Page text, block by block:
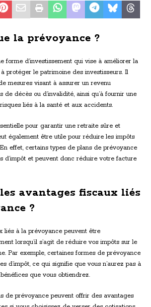
la prévoyance ?
forme d’investissement qui vise à améliorer la
protéger le patrimoine des investisseurs. Il
mesures visant à assurer un revenu
de décès ou d’invalidité, ainsi qu’à fournir une
liés à la santé et aux accidents.
pour garantir une retraite sûre et
également être utile pour réduire les impôts
effet, certains types de plans de prévoyance
d’impôt et peuvent donc réduire votre facture
avantages fiscaux liés
?
liés à la prévoyance peuvent être
lorsqu’il s’agit de réduire vos impôts sur le
Par exemple, certaines formes de prévoyance
d’impôt, ce qui signifie que vous n’aurez pas à
que vous obtiendrez.
de prévoyance peuvent offrir des avantages